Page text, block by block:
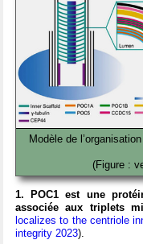
Modèle de
(Figure :
1. POC1 est une
associée aux triplets
localizes to the centriole
integrity 2023).